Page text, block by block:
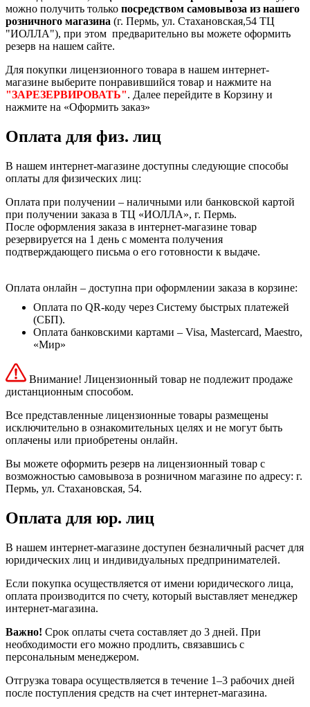
можно получить только посредством самовывоза из нашего
розничного магазина (г. Пермь, ул. Стахановская,54 ТЦ
"ИОЛЛА"), при этом предварительно вы можете оформить
резерв на нашем сайте.
Для покупки лицензионного товара в нашем интернет-
магазине выберите понравившийся товар и нажмите на
"ЗАРЕЗЕРВИРОВАТЬ". Далее перейдите в Корзину и
нажмите на «Оформить заказ»
Оплата для физ. лиц
В нашем интернет-магазине доступны следующие способы
оплаты для физических лиц:
Оплата при получении – наличными или банковской картой
при получении заказа в ТЦ «ИОЛЛА», г. Пермь.
После оформления заказа в интернет-магазине товар
резервируется на 1 день с момента получения
подтверждающего письма о его готовности к выдаче.
Оплата онлайн – доступна при оформлении заказа в корзине:
Оплата по QR-коду через Систему быстрых платежей
(СБП).
Оплата банковскими картами – Visa, Mastercard, Maestro,
«Мир»
Внимание! Лицензионный товар не подлежит продаже
дистанционным способом.
Все представленные лицензионные товары размещены
исключительно в ознакомительных целях и не могут быть
оплачены или приобретены онлайн.
Вы можете оформить резерв на лицензионный товар с
возможностью самовывоза в розничном магазине по адресу: г.
Пермь, ул. Стахановская, 54.
Оплата для юр. лиц
В нашем интернет-магазине доступен безналичный расчет для
юридических лиц и индивидуальных предпринимателей.
Если покупка осуществляется от имени юридического лица,
оплата производится по счету, который выставляет менеджер
интернет-магазина.
Важно! Срок оплаты счета составляет до 3 дней. При
необходимости его можно продлить, связавшись с
персональным менеджером.
Отгрузка товара осуществляется в течение 1–3 рабочих дней
после поступления средств на счет интернет-магазина.